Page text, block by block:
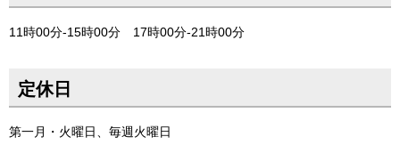
11時00分-15時00分 17時00分-21時00分
定休日
第一月・火曜日、毎週火曜日